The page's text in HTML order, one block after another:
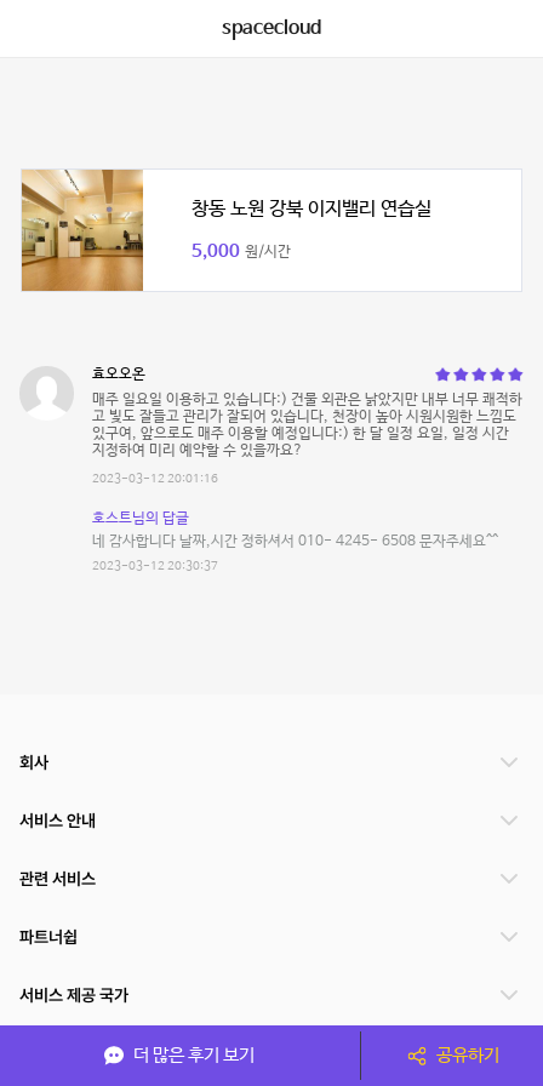
spacecloud
창동 노원 강북 이지밸리 연습실
5,000 원/시간
효오오온
매주 일요일 이용하고 있습니다:) 건물 외관은 낡았지만 내부 너무 쾌적하
고 빛도 잘들고 관리가 잘되어 있습니다, 천장이 높아 시원시원한 느낌도
있구여, 앞으로도 매주 이용할 예정입니다:) 한 달 일정 요일, 일정 시간
지정하여 미리 예약할 수 있을까요?
2023-03-12 20:01:16
호스트님의 답글
네 감사합니다 날짜,시간 정하셔서 010- 4245- 6508 문자주세요^^
2023-03-12 20:30:37
더 많은 후기 보기 공유하기
회사
서비스 안내
관련 서비스
파트너쉽
서비스 제공 국가